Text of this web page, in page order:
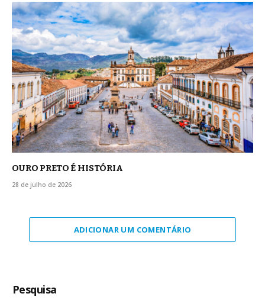
OURO PRETO É HISTÓRIA
28 de julho de 2026
ADICIONAR UM COMENTÁRIO
Pesquisa